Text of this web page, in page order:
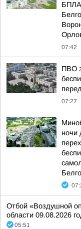
БПЛА
07:42
ПВО
07:27
ночи
Отбой «Воздушной
области 09.08.2026
05:51